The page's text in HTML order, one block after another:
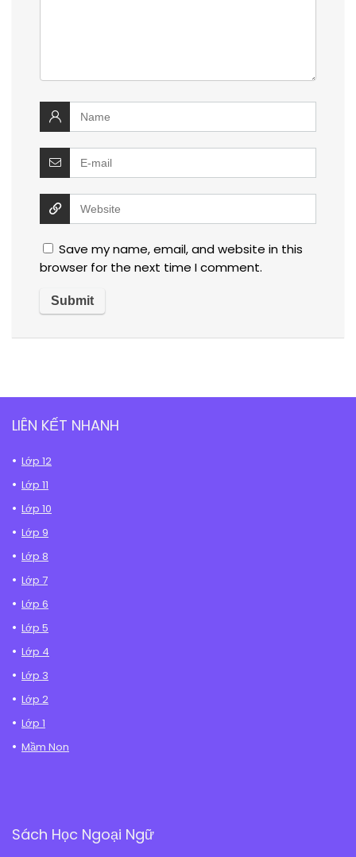
Save my name, email, and website in this
browser for the next time I comment.
LIÊN KẾT NHANH
Lớp 12
Lớp 11
Lớp 10
Lớp 9
Lớp 8
Lớp 7
Lớp 6
Lớp 5
Lớp 4
Lớp 3
Lớp 2
Lớp 1
Mầm Non
Sách Học Ngoại Ngữ